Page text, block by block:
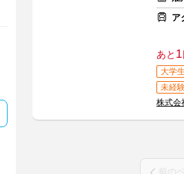
ア
あと 1
大学
未経
株式会
前の